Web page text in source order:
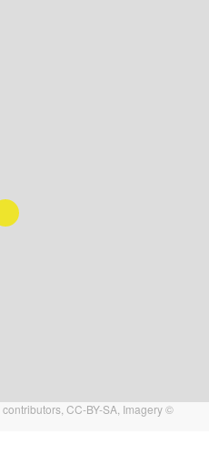
contributors, CC-BY-SA , Imagery ©